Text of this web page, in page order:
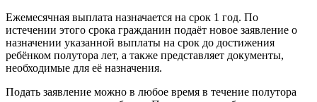
Ежемесячная выплата назначается на срок 1 год. По
истечении этого срока гражданин подаёт новое заявление о
назначении указанной выплаты на срок до достижения
ребёнком полутора лет, а также представляет документы,
необходимые для её назначения.
Подать заявление можно в любое время в течение полутора